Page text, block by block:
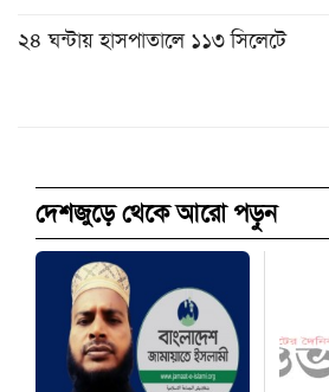
২৪ ঘন্টায় হাসপাতালে ১১৩ সিলেটে
দেশজুড়ে থেকে আরো পড়ুন